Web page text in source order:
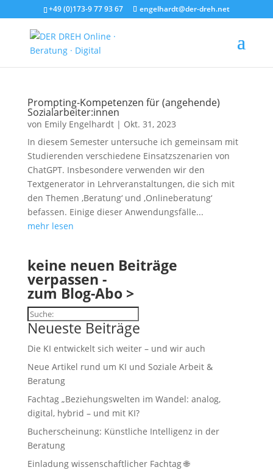
+49 (0)173-9 77 93 67 engelhardt@der-dreh.net
Prompting-Kompetenzen für (angehende)
Sozialarbeiter:innen
von Emily Engelhardt| Okt. 31, 2023
In diesem Semester untersuche ich gemeinsam mit
Studierenden verschiedene Einsatzszenarien von
ChatGPT. Insbesondere verwenden wir den
Textgenerator in Lehrveranstaltungen, die sich mit
den Themen ‚Beratung‘ und ‚Onlineberatung‘
befassen. Einige dieser Anwendungsfälle...
mehr lesen
keine neuen Beiträge
verpassen -
zum Blog-Abo >
Suchen
Neueste Beiträge
Die KI entwickelt sich weiter – und wir auch
Neue Artikel rund um KI und Soziale Arbeit &
Beratung
Fachtag „Beziehungswelten im Wandel: analog,
digital, hybrid – und mit KI?
Bucherscheinung: Künstliche Intelligenz in der
Beratung
Einladung wissenschaftlicher Fachtag 🌐